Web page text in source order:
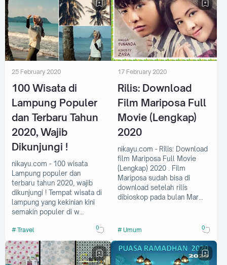
25 February 2020
100 Wisata di
Lampung Populer
dan Terbaru Tahun
2020, Wajib
Dikunjungi !
nikayu.com - 100 wisata
Lampung populer dan
terbaru tahun 2020, wajib
dikunjungi ! Tempat wisata di
lampung yang kekinian kini
semakin populer di w…
Travel 0
17 February 2020
Rilis: Download
Film Mariposa Full
Movie (Lengkap)
2020
nikayu.com - Rilis: Download
film Mariposa Full Movie
(Lengkap) 2020 . Film
Mariposa sudah bisa di
download setelah rilis
dibioskop pada bulan Mar…
Umum 0